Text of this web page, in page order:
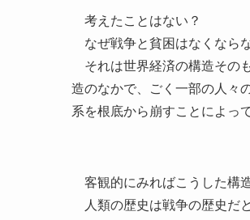
考えたことはない？
なぜ戦争と貧困はなくなら
それは世界経済の構造その
造のなかで、ごく一部の人々
系を根底から崩すことによっ
客観的にみればこうした構
人類の歴史は戦争の歴史だ